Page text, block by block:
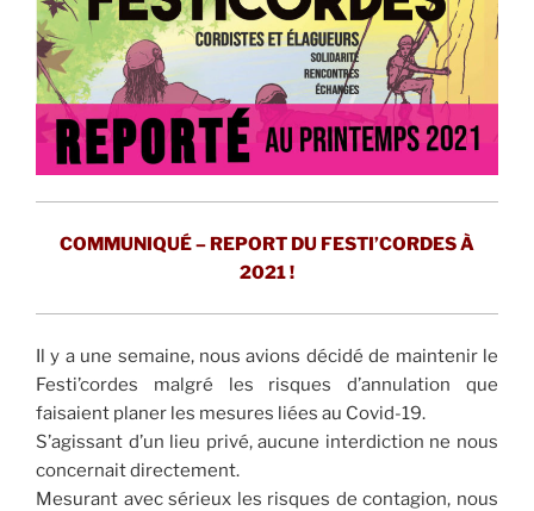
COMMUNIQUÉ – REPORT DU FESTI’CORDES À
2021 !
Il y a une semaine, nous avions décidé de maintenir le
Festi’cordes malgré les risques d’annulation que
faisaient planer les mesures liées au Covid-19.
S’agissant d’un lieu privé, aucune interdiction ne nous
concernait directement.
Mesurant avec sérieux les risques de contagion, nous